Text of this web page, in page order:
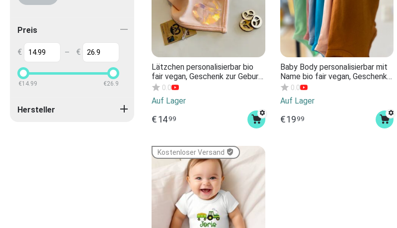
Lätzchen personalisierbar bio
fair vegan, Geschenk zur Geburt
Babygeschenk
Halstuch/Spucklatz Baby.
Verschiedene Farben mit Name
0.0
Auf Lager
€1499
Baby Body personalisierbar mit
Name bio fair vegan, Geschenk
zur Geburt Babygeschenk
personalisierbar. Verschiedene
Farben Bodysuit COLORS
0.0
Auf Lager
€1999
Kostenloser Versand
Preis
€ – €
€14.99 €26.9
Hersteller